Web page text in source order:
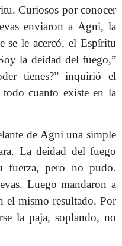
Curiosos por conocer
enviaron a Agni, la
se le acercó, el Espíritu
la deidad del fuego,”
tienes?” inquirió el
cuanto existe en la
de Agni una simple
La deidad del fuego
fuerza, pero no pudo.
Luego mandaron a
el mismo resultado. Por
la paja, soplando, no